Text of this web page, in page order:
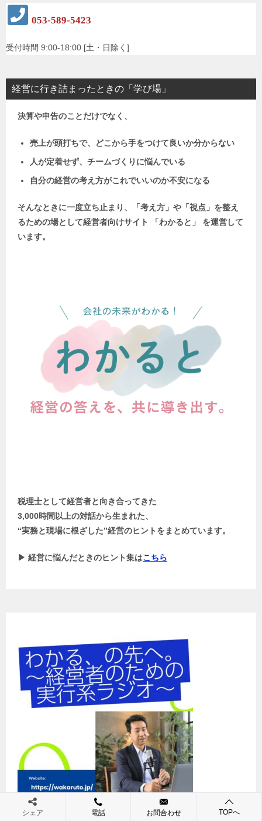
053-589-5423
受付時間 9:00-18:00 [土・日除く]
経営に行き詰まったときの「学び場」
決算や申告のことだけでなく、
売上が頭打ちで、どこから手をつけて良いか分からない
人が定着せず、チームづくりに悩んでいる
自分の経営の考え方がこれでいいのか不安になる
そんなときに一度立ち止まり、「考え方」や「視点」を整え
るための場として経営者向けサイト 「わかると」 を運営して
います。
税理士として経営者と向き合ってきた
3,000時間以上の対話から生まれた、
“実務と現場に根ざした”経営のヒントをまとめています。
▶ 経営に悩んだときのヒント集はこちら
シェア 電話 お問合わせ TOPへ